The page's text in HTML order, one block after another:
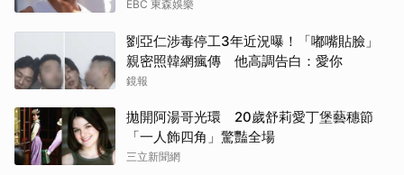
EBC 東森娛樂
劉亞仁涉毒停工3年近況曝！「嘟嘴貼臉」
親密照韓網瘋傳 他高調告白：愛你
鏡報
拋開阿湯哥光環 20歲舒莉愛丁堡藝穗節
「一人飾四角」驚豔全場
三立新聞網